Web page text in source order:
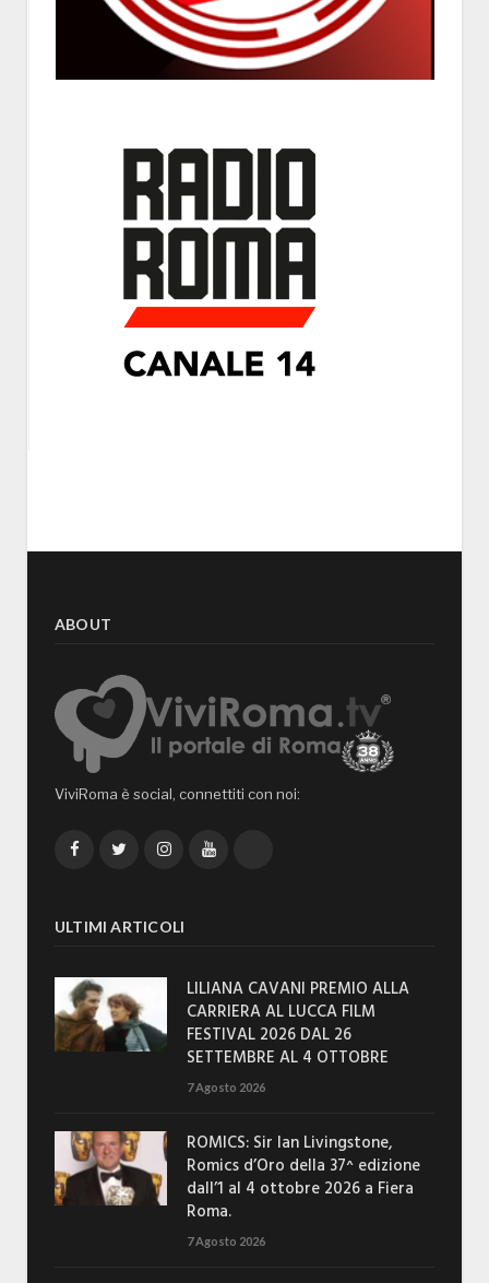
ABOUT
ViviRoma è social, connettiti con noi:
FacebookTwitterInstagramYouTube
ULTIMI ARTICOLI
LILIANA CAVANI PREMIO ALLA
CARRIERA AL LUCCA FILM
FESTIVAL 2026 DAL 26
SETTEMBRE AL 4 OTTOBRE
7 Agosto 2026
ROMICS: Sir Ian Livingstone,
Romics d’Oro della 37^ edizione
dall’1 al 4 ottobre 2026 a Fiera
Roma.
7 Agosto 2026